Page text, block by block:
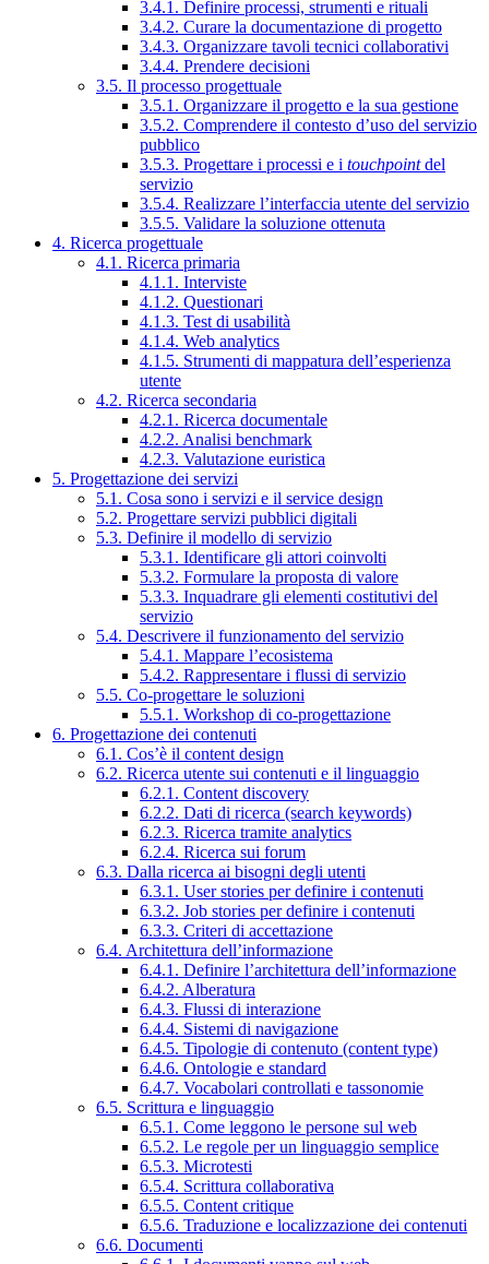
3.4.1. Definire processi, strumenti e rituali
3.4.2. Curare la documentazione di progetto
3.4.3. Organizzare tavoli tecnici collaborativi
3.4.4. Prendere decisioni
3.5. Il processo progettuale
3.5.1. Organizzare il progetto e la sua gestione
3.5.2. Comprendere il contesto d’uso del servizio
pubblico
3.5.3. Progettare i processi e i touchpointdel
servizio
3.5.4. Realizzare l’interfaccia utente del servizio
3.5.5. Validare la soluzione ottenuta
4. Ricerca progettuale
4.1. Ricerca primaria
4.1.1. Interviste
4.1.2. Questionari
4.1.3. Test di usabilità
4.1.4. Web analytics
4.1.5. Strumenti di mappatura dell’esperienza
utente
4.2. Ricerca secondaria
4.2.1. Ricerca documentale
4.2.2. Analisi benchmark
4.2.3. Valutazione euristica
5. Progettazione dei servizi
5.1. Cosa sono i servizi e il service design
5.2. Progettare servizi pubblici digitali
5.3. Definire il modello di servizio
5.3.1. Identificare gli attori coinvolti
5.3.2. Formulare la proposta di valore
5.3.3. Inquadrare gli elementi costitutivi del
servizio
5.4. Descrivere il funzionamento del servizio
5.4.1. Mappare l’ecosistema
5.4.2. Rappresentare i flussi di servizio
5.5. Co-progettare le soluzioni
5.5.1. Workshop di co-progettazione
6. Progettazione dei contenuti
6.1. Cos’è il content design
6.2. Ricerca utente sui contenuti e il linguaggio
6.2.1. Content discovery
6.2.2. Dati di ricerca (search keywords)
6.2.3. Ricerca tramite analytics
6.2.4. Ricerca sui forum
6.3. Dalla ricerca ai bisogni degli utenti
6.3.1. User stories per definire i contenuti
6.3.2. Job stories per definire i contenuti
6.3.3. Criteri di accettazione
6.4. Architettura dell’informazione
6.4.1. Definire l’architettura dell’informazione
6.4.2. Alberatura
6.4.3. Flussi di interazione
6.4.4. Sistemi di navigazione
6.4.5. Tipologie di contenuto (content type)
6.4.6. Ontologie e standard
6.4.7. Vocabolari controllati e tassonomie
6.5. Scrittura e linguaggio
6.5.1. Come leggono le persone sul web
6.5.2. Le regole per un linguaggio semplice
6.5.3. Microtesti
6.5.4. Scrittura collaborativa
6.5.5. Content critique
6.5.6. Traduzione e localizzazione dei contenuti
6.6. Documenti